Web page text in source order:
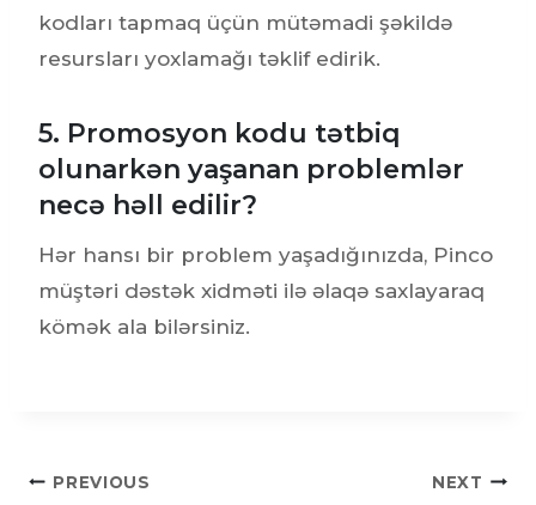
kodları tapmaq üçün mütəmadi şəkildə
resursları yoxlamağı təklif edirik.
5. Promosyon kodu tətbiq
olunarkən yaşanan problemlər
necə həll edilir?
Hər hansı bir problem yaşadığınızda, Pinco
müştəri dəstək xidməti ilə əlaqə saxlayaraq
kömək ala bilərsiniz.
PREVIOUS NEXT